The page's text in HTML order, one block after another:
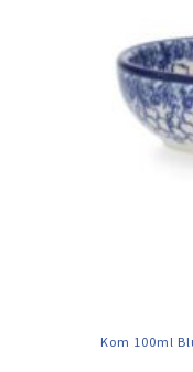
Kom 100ml